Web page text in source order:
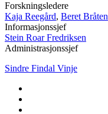
Forskningsledere
Kaja Reegård, Beret Bråten
Informasjonssjef
Stein Roar Fredriksen
Administrasjonssjef
Sindre Findal Vinje